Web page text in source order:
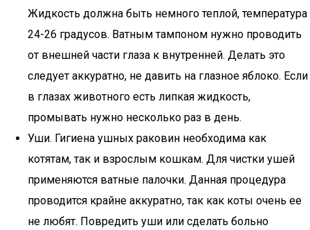
Жидкость должна быть немного теплой, температура
24-26 градусов. Ватным тампоном нужно проводить
от внешней части глаза к внутренней. Делать это
следует аккуратно, не давить на глазное яблоко. Если
в глазах животного есть липкая жидкость,
промывать нужно несколько раз в день.
Уши. Гигиена ушных раковин необходима как
котятам, так и взрослым кошкам. Для чистки ушей
применяются ватные палочки. Данная процедура
проводится крайне аккуратно, так как коты очень ее
не любят. Повредить уши или сделать больно